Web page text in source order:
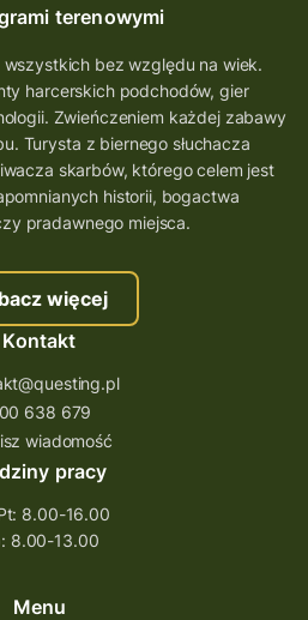
gra miejska
aplikacja questy
wakacje z questami
questów
Stefan Żeromski
Rzeszów
świętokrzyskie
questuj z nami
po skarb
współpracy
Questing Łódzkie
terenowymi
bez względu na wiek.
harcerskich podchodów, gier
Zwieńczeniem każdej zabawy
Turysta z biernego słuchacza
skarbów, którego celem jest
historii, bogactwa
pradawnego miejsca.
więcej
Kontakt
638 679
wiadomość
pracy
8.00-16.00
8.00-13.00
Menu